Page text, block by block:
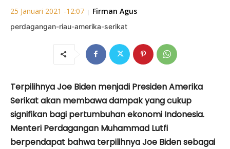
25 Januari 2021 -12:07 | Firman Agus
perdagangan-riau-amerika-serikat
Terpilihnya Joe Biden menjadi Presiden Amerika
Serikat akan membawa dampak yang cukup
signifikan bagi pertumbuhan ekonomi Indonesia.
Menteri Perdagangan Muhammad Lutfi
berpendapat bahwa terpilihnya Joe Biden sebagai